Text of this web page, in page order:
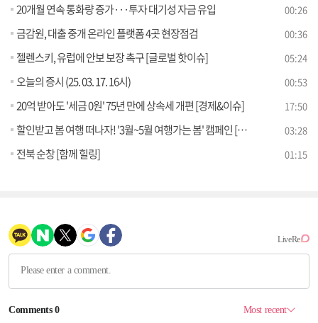
20개월 연속 통화량 증가···투자 대기성 자금 유입 00:26
금감원, 대출 중개 온라인 플랫폼 4곳 현장점검 00:36
젤렌스키, 유럽에 안보 보장 촉구 [글로벌 핫이슈] 05:24
오늘의 증시 (25. 03. 17. 16시) 00:53
20억 받아도 '세금 0원' 75년 만에 상속세 개편 [경제&이슈] 17:50
할인받고 봄 여행 떠나자! '3월~5월 여행가는 봄' 캠페인 [클릭K+] 03:28
전북 순창 [함께 힐링] 01:15